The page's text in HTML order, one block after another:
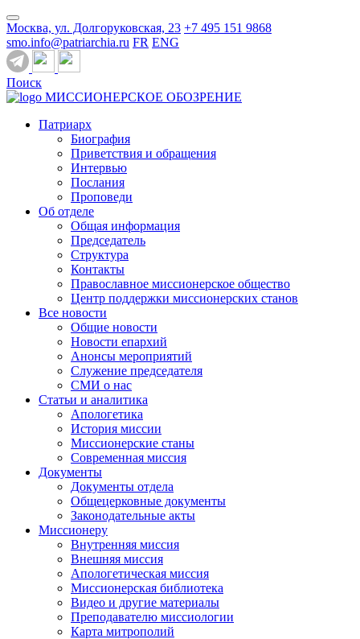
Москва, ул. Долгоруковская, 23 +7 495 151 9868
smo.info@patriarchia.ru FR ENG
Поиск
МИССИОНЕРСКОЕ ОБОЗРЕНИЕ
Патриарх
Биография
Приветствия и обращения
Интервью
Послания
Проповеди
Об отделе
Общая информация
Председатель
Структура
Контакты
Православное миссионерское общество
Центр поддержки миссионерских станов
Все новости
Общие новости
Новости епархий
Анонсы мероприятий
Служение председателя
СМИ о нас
Статьи и аналитика
Апологетика
История миссии
Миссионерские станы
Современная миссия
Документы
Документы отдела
Общецерковные документы
Законодательные акты
Миссионеру
Внутренняя миссия
Внешняя миссия
Апологетическая миссия
Миссионерская библиотека
Видео и другие материалы
Преподавателю миссиологии
Карта митрополий